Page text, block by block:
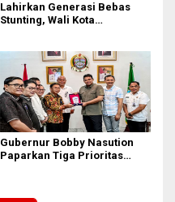
Lahirkan Generasi Bebas
Stunting, Wali Kota
Gubernur Bobby Nasution
Paparkan Tiga Prioritas